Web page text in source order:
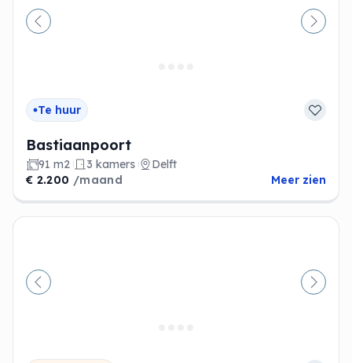
Vorige
Te huur
Bastiaanpoort
91 m2 3 kamers
Delft
€ 2.200 /maand Meer zien
Vorige